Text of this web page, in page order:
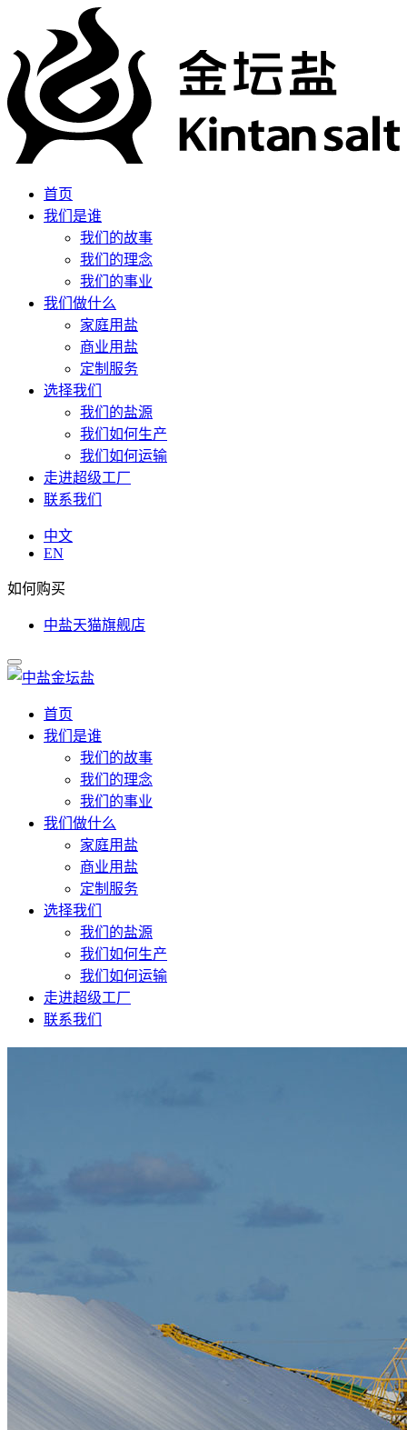
首页
我们是谁
我们的故事
我们的理念
我们的事业
我们做什么
家庭用盐
商业用盐
定制服务
选择我们
我们的盐源
我们如何生产
我们如何运输
走进超级工厂
联系我们
中文
EN
如何购买
中盐天猫旗舰店
首页
我们是谁
我们的故事
我们的理念
我们的事业
我们做什么
家庭用盐
商业用盐
定制服务
选择我们
我们的盐源
我们如何生产
我们如何运输
走进超级工厂
联系我们